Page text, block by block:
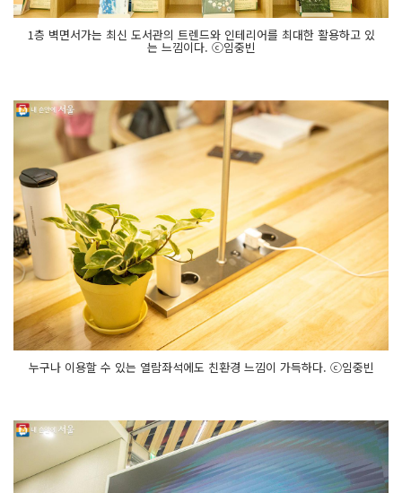
1층 벽면서가는 최신 도서관의 트렌드와 인테리어를 최대한 활용하고 있
는 느낌이다. ⓒ임중빈
누구나 이용할 수 있는 열람좌석에도 친환경 느낌이 가득하다. ⓒ임중빈